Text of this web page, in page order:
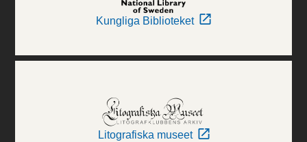
Kungliga Biblioteket
Litografiska museet